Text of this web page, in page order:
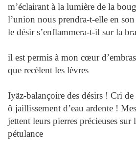
m’éclairant à la lumière de la
l’union nous prendra-t-elle en son
le désir s’enflammera-t-il sur la
il est permis à mon cœur
que recèlent les lèvres
Iyäz-balançoire des désirs ! Cri
ô jaillissement d’eau ardente !
jettent leurs pierres précieuses sur
pétulance